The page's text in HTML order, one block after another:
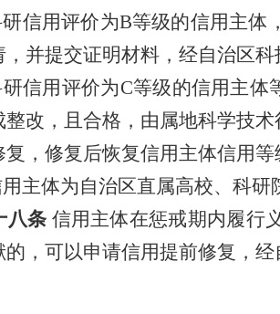
研信用评价为B等级的信用主
，并提交证明材料，经自治区
研信用评价为C等级的信用主
整改，且合格，由属地科学技
复，修复后恢复信用主体信用
用主体为自治区直属高校、科研
八条 信用主体在惩戒期内履行
的，可以申请信用提前修复，